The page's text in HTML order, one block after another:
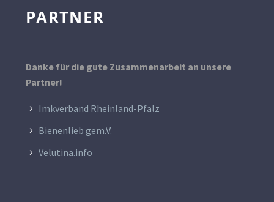
PARTNER
Danke für die gute Zusammenarbeit an unsere
Partner!
Imkverband Rheinland-Pfalz
Bienenlieb gem.V.
Velutina.info